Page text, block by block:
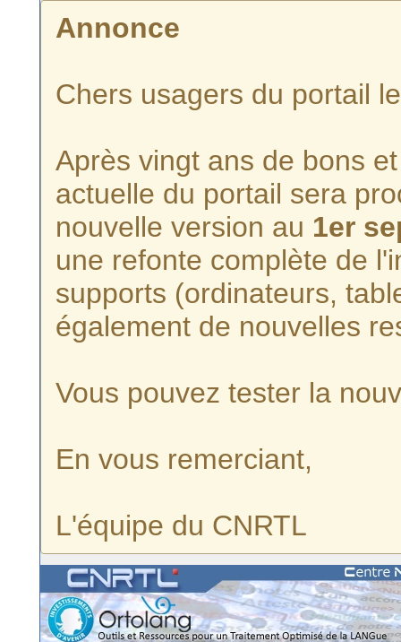
Annonce
Chers usagers du portail
Après vingt ans de bons
actuelle du portail sera
nouvelle version au 1er
une refonte complète de
supports (ordinateurs,
également de nouvelles
Vous pouvez tester la
En vous remerciant,
L'équipe du CNRTL